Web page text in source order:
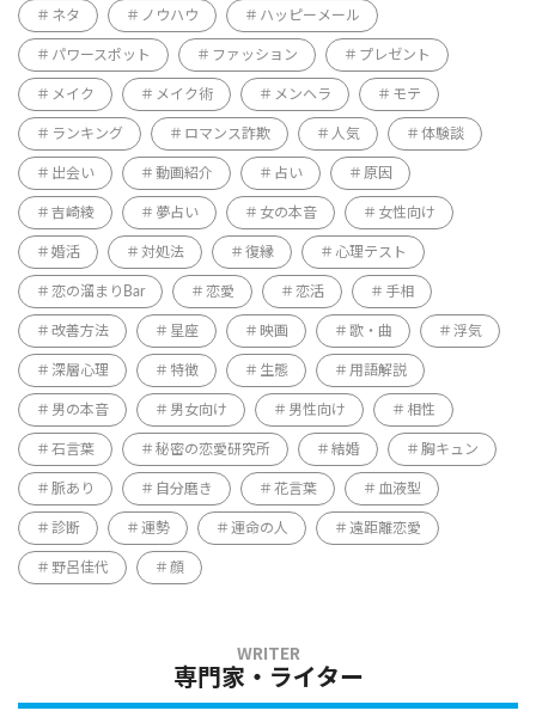
ネタ ノウハウ ハッピーメール
パワースポット ファッション プレゼント
メイク メイク術 メンヘラ モテ
ランキング ロマンス詐欺 人気 体験談
出会い 動画紹介 占い 原因
吉崎綾 夢占い 女の本音 女性向け
婚活 対処法 復縁 心理テスト
恋の溜まりBar 恋愛 恋活 手相
改善方法 星座 映画 歌・曲 浮気
深層心理 特徴 生態 用語解説
男の本音 男女向け 男性向け 相性
石言葉 秘密の恋愛研究所 結婚 胸キュン
脈あり 自分磨き 花言葉 血液型
診断 運勢 運命の人 遠距離恋愛
野呂佳代 顔
専門家・ライター